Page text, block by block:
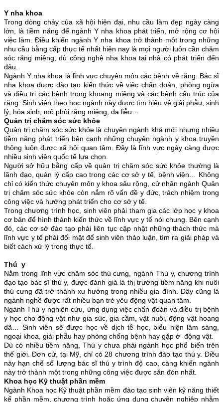
Y nha khoa
Trong dòng chảy của xã hội hiện đại, nhu cầu làm đẹp ngày càng
lớn, là tiềm năng để ngành Y nha khoa phát triển, mở rộng cơ hội
việc làm. Điều khiến ngành Y nha khoa trở thành một trong những
nhu cầu bằng cấp thực tế nhất hiện nay là mọi người luôn cần chăm
sóc răng miệng, dù công nghệ nha khoa tại nhà có phát triển đến
đâu.
Ngành Y nha khoa là lĩnh vực chuyên môn các bệnh về răng. Bác sĩ
nha khoa được đào tạo kiến thức về việc chẩn đoán, phòng ngừa
và điều trị các bệnh trong khoang miệng và các bệnh cấu trúc của
răng. Sinh viên theo học ngành này được tìm hiểu về giải phẫu, sinh
lý, hóa sinh, mô phôi răng miệng, da liễu…
Quản trị chăm sóc sức khỏe
Quản trị chăm sóc sức khỏe là chuyên ngành khá mới nhưng nhiều
tiềm năng phát triển bên cạnh những chuyên ngành y khoa truyền
thông luôn được xã hội quan tâm. Đây là lĩnh vực ngày càng được
nhiều sinh viên quốc tế lựa chọn.
Người sở hữu bằng cấp về quản trị chăm sóc sức khỏe thường là
lãnh đạo, quản lý cấp cao trong các cơ sở y tế, bệnh viện… Không
chỉ có kiến thức chuyên môn y khoa sâu rộng, cử nhân ngành Quản
trị chăm sóc sức khỏe còn nắm rõ vấn đề y đức, trách nhiệm trong
công việc và hướng phát triển cho cơ sở y tế.
Trong chương trình học, sinh viên phải tham gia các lớp học y khoa
cơ bản để hình thành kiến thức về lĩnh vực y tế nói chung. Bên cạnh
đó, các cơ sở đào tạo phải liên tục cập nhật những thách thức mà
lĩnh vực y tế phải đối mặt để sinh viên thảo luận, tìm ra giải pháp và
biết cách xử lý trong thực tế.
Thú y
Nằm trong lĩnh vực chăm sóc thú cưng, ngành Thú y, chương trình
đạo tạo bác sĩ thú y, được đánh giá là thị trường tiềm năng khi nuôi
thú cưng đã trở thành xu hướng trong nhiều gia đình. Đây cũng là
ngành nghề được rất nhiều bạn trẻ yêu động vật quan tâm.
Ngành Thú y nghiên cứu, ứng dụng việc chẩn đoán và điều trị bệnh
y học cho động vật như gia súc, gia cầm, vật nuôi, động vật hoang
dã… Sinh viên sẽ được học về dịch tễ học, biểu hiện lâm sàng,
ngoại khoa, giải phẫu hay phòng chống bệnh hay gặp ở động vật.
Dù có nhiều tiềm năng, Thú y chưa phải ngành học phổ biến trên
thế giới. Đơn cử, tại Mỹ, chỉ có 28 chương trình đào tạo thú y. Điều
này hạn chế số lượng bác sĩ thú y trình độ cao, càng khiến ngành
này trở thành một trong những công việc được săn đón nhất.
Khoa học Kỹ thuật phần mềm
Ngành Khoa học Kỹ thuật phần mềm đào tạo sinh viên kỹ năng thiết
kế phần mềm, chương trình hoặc ứng dụng chuyên nghiệp nhằm